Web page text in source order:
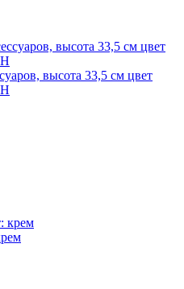
высота 33,5 см цвет